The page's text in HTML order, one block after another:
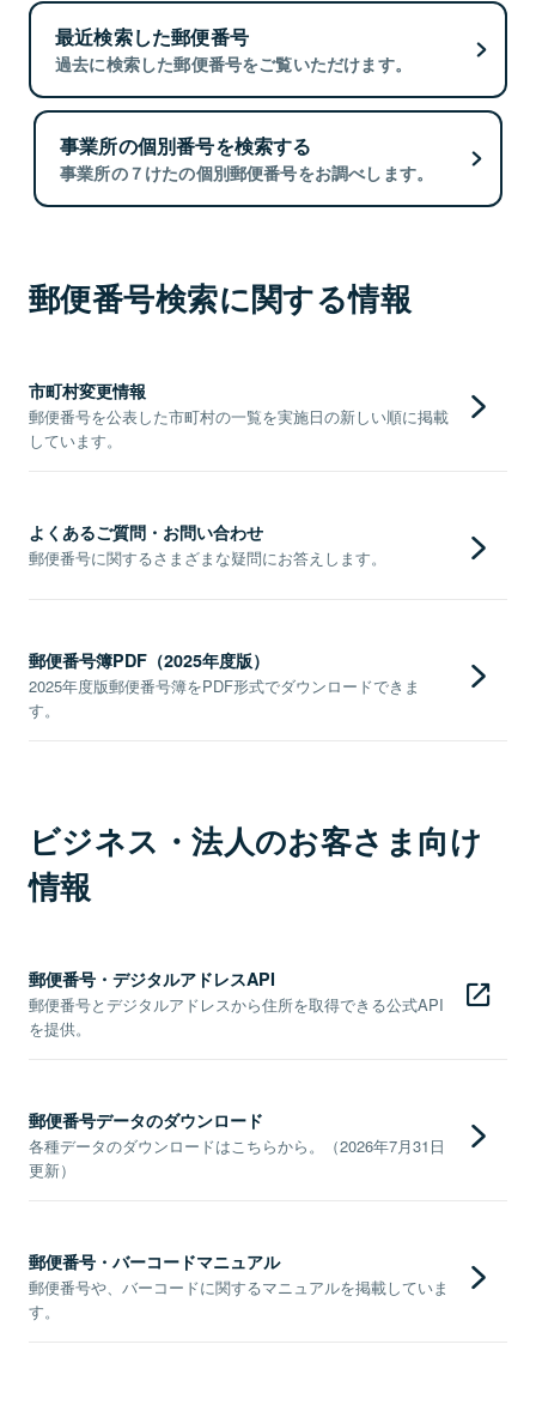
最近検索した郵便番号
過去に検索した郵便番号をご覧いただけます。
事業所の個別番号を検索する
事業所の７けたの個別郵便番号をお調べします。
郵便番号検索に関する情報
市町村変更情報
郵便番号を公表した市町村の一覧を実施日の新しい順に掲載
しています。
よくあるご質問・お問い合わせ
郵便番号に関するさまざまな疑問にお答えします。
郵便番号簿PDF（2025年度版）
2025年度版郵便番号簿をPDF形式でダウンロードできま
す。
ビジネス・法人のお客さま向け
情報
郵便番号・デジタルアドレスAPI
郵便番号とデジタルアドレスから住所を取得できる公式API
を提供。
郵便番号データのダウンロード
各種データのダウンロードはこちらから。（2026年7月31日
更新）
郵便番号・バーコードマニュアル
郵便番号や、バーコードに関するマニュアルを掲載していま
す。